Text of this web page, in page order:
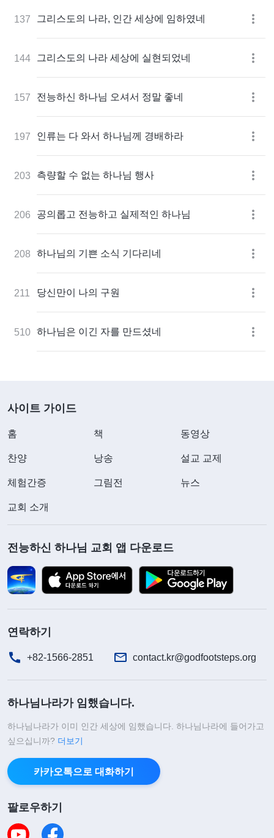
137 그리스도의 나라, 인간 세상에 임하였네
144 그리스도의 나라 세상에 실현되었네
157 전능하신 하나님 오셔서 정말 좋네
197 인류는 다 와서 하나님께 경배하라
203 측량할 수 없는 하나님 행사
206 공의롭고 전능하고 실제적인 하나님
208 하나님의 기쁜 소식 기다리네
211 당신만이 나의 구원
510 하나님은 이긴 자를 만드셨네
사이트 가이드
홈 책 동영상
찬양 낭송 설교 교제
체험간증 그림전 뉴스
교회 소개
전능하신 하나님 교회 앱 다운로드
연락하기
+82-1566-2851 contact.kr@godfootsteps.org
하나님나라가 임했습니다.
하나님나라가 이미 인간 세상에 임했습니다. 하나님나라에 들어가고
싶으십니까? 더보기
카카오톡으로 대화하기
팔로우하기